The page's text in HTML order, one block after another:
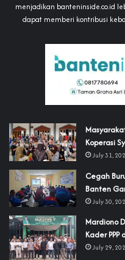
menjadikan banteninside.co.id
dapat memberi kontribusi
Koperasi
July 31,
Cegah
Banten
July 30,
‎Mardiono
Kader PPP
July 29,